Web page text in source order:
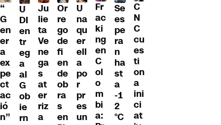
“
G
en
er
a
ex
pe
ct
ac
ió
n”
U
DI
en
tr
eg
a
al
G
ob
ie
rn
Ju
lie
ta
Ve
ne
ga
s
at
er
riz
a
Or
re
go
de
fi
en
de
ob
ra
s
en
U
na
qu
er
ell
a
po
r
pr
es
un
Fr
ac
ki
ng
en
C
ol
o
m
bi
a:
Se
es
pe
ra
n
ha
st
a
-1
2
°C
C
N
C
cu
es
ti
on
a
ini
ci
at